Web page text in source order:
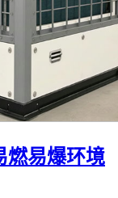
燃易爆环境